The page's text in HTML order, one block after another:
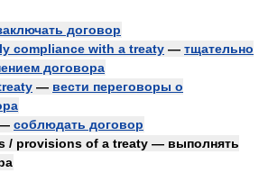
договор
compliance with a treaty — тщательно
договора
— вести переговоры о
соблюдать договор
/ provisions of a treaty — выполнять